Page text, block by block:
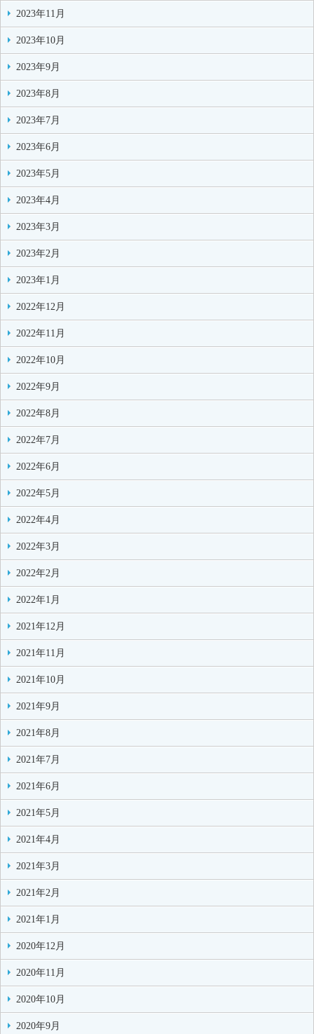
2023年11月
2023年10月
2023年9月
2023年8月
2023年7月
2023年6月
2023年5月
2023年4月
2023年3月
2023年2月
2023年1月
2022年12月
2022年11月
2022年10月
2022年9月
2022年8月
2022年7月
2022年6月
2022年5月
2022年4月
2022年3月
2022年2月
2022年1月
2021年12月
2021年11月
2021年10月
2021年9月
2021年8月
2021年7月
2021年6月
2021年5月
2021年4月
2021年3月
2021年2月
2021年1月
2020年12月
2020年11月
2020年10月
2020年9月